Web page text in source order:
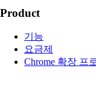
Product
기능
요금제
Chrome 확장 프